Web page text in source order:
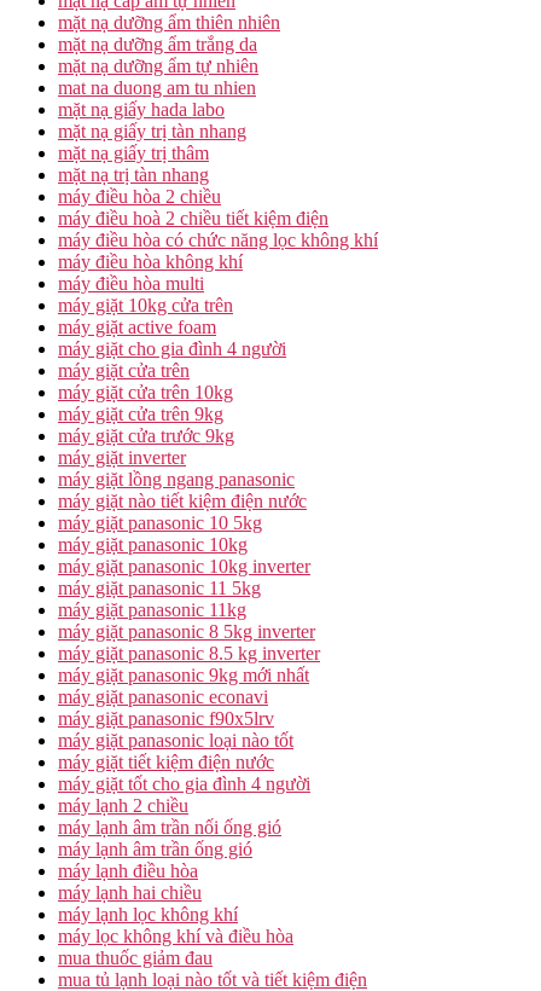
mặt nạ dưỡng ẩm thiên nhiên
mặt nạ dưỡng ẩm trắng da
mặt nạ dưỡng ẩm tự nhiên
mat na duong am tu nhien
mặt nạ giấy hada labo
mặt nạ giấy trị tàn nhang
mặt nạ giấy trị thâm
mặt nạ trị tàn nhang
máy điều hòa 2 chiều
máy điều hoà 2 chiều tiết kiệm điện
máy điều hòa có chức năng lọc không khí
máy điều hòa không khí
máy điều hòa multi
máy giặt 10kg cửa trên
máy giặt active foam
máy giặt cho gia đình 4 người
máy giặt cửa trên
máy giặt cửa trên 10kg
máy giặt cửa trên 9kg
máy giặt cửa trước 9kg
máy giặt inverter
máy giặt lồng ngang panasonic
máy giặt nào tiết kiệm điện nước
máy giặt panasonic 10 5kg
máy giặt panasonic 10kg
máy giặt panasonic 10kg inverter
máy giặt panasonic 11 5kg
máy giặt panasonic 11kg
máy giặt panasonic 8 5kg inverter
máy giặt panasonic 8.5 kg inverter
máy giặt panasonic 9kg mới nhất
máy giặt panasonic econavi
máy giặt panasonic f90x5lrv
máy giặt panasonic loại nào tốt
máy giặt tiết kiệm điện nước
máy giặt tốt cho gia đình 4 người
máy lạnh 2 chiều
máy lạnh âm trần nối ống gió
máy lạnh âm trần ống gió
máy lạnh điều hòa
máy lạnh hai chiều
máy lạnh lọc không khí
máy lọc không khí và điều hòa
mua thuốc giảm đau
mua tủ lạnh loại nào tốt và tiết kiệm điện